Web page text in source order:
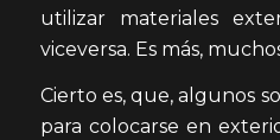
utilizar materiales
viceversa. Es más,
Cierto es, que, algunos
para colocarse en